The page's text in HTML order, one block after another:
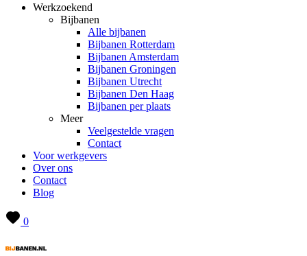
Werkzoekend
Bijbanen
Alle bijbanen
Bijbanen Rotterdam
Bijbanen Amsterdam
Bijbanen Groningen
Bijbanen Utrecht
Bijbanen Den Haag
Bijbanen per plaats
Meer
Veelgestelde vragen
Contact
Voor werkgevers
Over ons
Contact
Blog
0